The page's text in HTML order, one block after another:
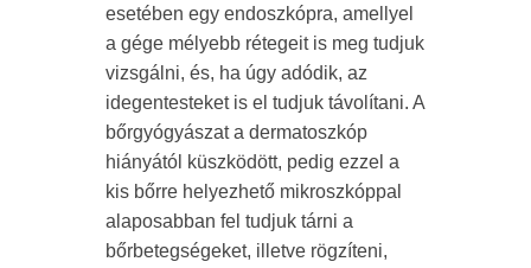
esetében egy endoszkópra, amellyel
a gége mélyebb rétegeit is meg tudjuk
vizsgálni, és, ha úgy adódik, az
idegentesteket is el tudjuk távolítani. A
bőrgyógyászat a dermatoszkóp
hiányától küszködött, pedig ezzel a
kis bőrre helyezhető mikroszkóppal
alaposabban fel tudjuk tárni a
bőrbetegségeket, illetve rögzíteni,